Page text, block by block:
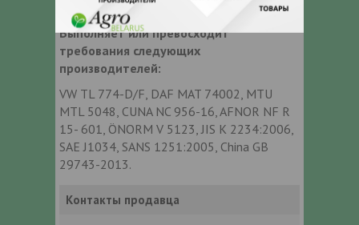
MAN 324 Typ SNF + DEUTZ DQC CB-1
Выполняет или превосходит
требования следующих
производителей:
VW TL 774-D/F, DAF MAT 74002, MTU
MTL 5048, CUNA NC 956-16, AFNOR NF R
15- 601, ÖNORM V 5123, JIS K 2234:2006,
SAE J1034, SANS 1251:2005, China GB
29743-2013.
Контакты продавца